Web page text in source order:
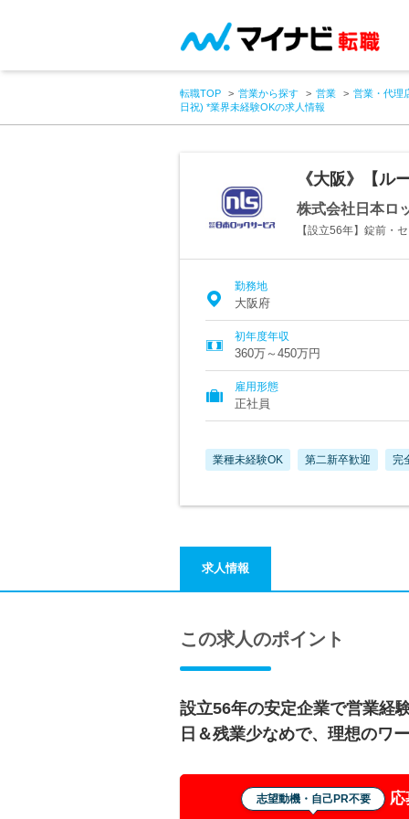
転職TOP 営業から探す 営業
営業・代理
日祝) *業界未経験OKの求人情報
《大阪》【ル
株式会社日本ロ
【設立56年】錠前・
勤務地
大阪府
初年度年収
360万～450万円
雇用形態
正社員
業種未経験OK 第二新卒歓迎 完
求人情報
この求人のポイント
設立56年の安定企業で営業経
日＆残業少なめで、理想のワ
志望動機・自己PR不要